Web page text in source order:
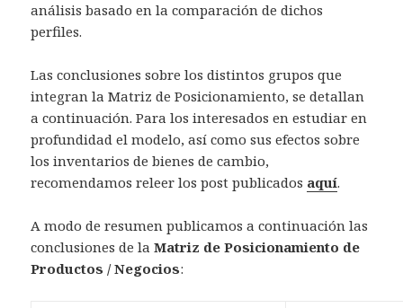
análisis basado en la comparación de dichos
perfiles.
Las conclusiones sobre los distintos grupos que
integran la Matriz de Posicionamiento, se detallan
a continuación. Para los interesados en estudiar en
profundidad el modelo, así como sus efectos sobre
los inventarios de bienes de cambio,
recomendamos releer los post publicados aquí.
A modo de resumen publicamos a continuación las
conclusiones de laMatriz de Posicionamiento de
Productos / Negocios: